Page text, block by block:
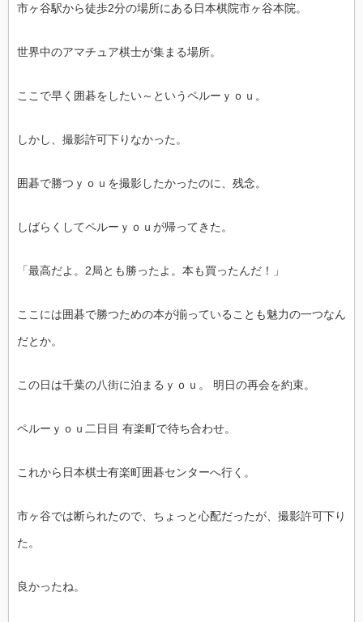
市ヶ谷駅から徒歩2分の場所にある日本棋院市ヶ谷本院。
世界中のアマチュア棋士が集まる場所。
ここで早く囲碁をしたい～というペルーｙｏｕ。
しかし、撮影許可下りなかった。
囲碁で勝つｙｏｕを撮影したかったのに、残念。
しばらくしてペルーｙｏｕが帰ってきた。
「最高だよ。2局とも勝ったよ。本も買ったんだ！」
ここには囲碁で勝つための本が揃っていることも魅力の一つなん
だとか。
この日は千葉の八街に泊まるｙｏｕ。 明日の再会を約束。
ペルーｙｏｕ二日目 有楽町で待ち合わせ。
これから日本棋士有楽町囲碁センターへ行く。
市ヶ谷では断られたので、ちょっと心配だったが、撮影許可下り
た。
良かったね。